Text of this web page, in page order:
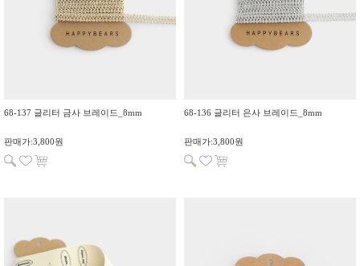
68-137 글리터 금사 브레이드_8mm
판매가:3,800원
68-136 글리터 은사 브레이드_8mm
판매가:3,800원